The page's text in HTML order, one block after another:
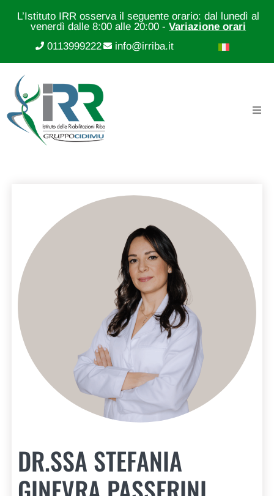
L’Istituto IRR osserva il seguente orario: dal lunedì al
venerdì dalle 8:00 alle 20:00 -Variazione orari
0113999222
info@irriba.it
DR.SSA STEFANIA